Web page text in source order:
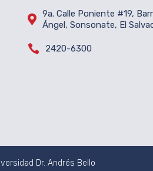
 9a. Calle Poniente #19,
Ángel, Sonsonate, El
 2420-6300
Dr. Andrés Bello